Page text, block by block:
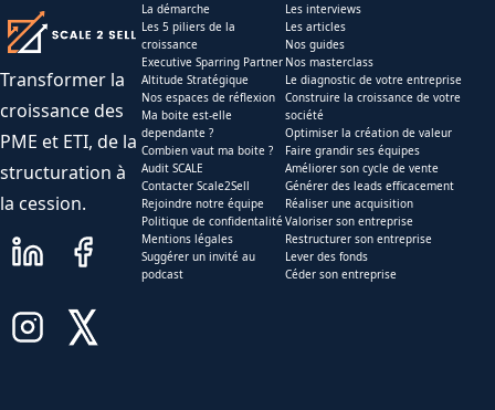
Transformer la
croissance des
PME et ETI, de la
structuration à
la cession.
La démarche
Les 5 piliers de la
croissance
Executive Sparring Partner
Altitude Stratégique
Nos espaces de réflexion
Ma boite est-elle
dependante ?
Combien vaut ma boite ?
Audit SCALE
Contacter Scale2Sell
Rejoindre notre équipe
Politique de confidentalité
Mentions légales
Suggérer un invité au
podcast
Les interviews
Les articles
Nos guides
Nos masterclass
Le diagnostic de votre entreprise
Construire la croissance de votre
société
Optimiser la création de valeur
Faire grandir ses équipes
Améliorer son cycle de vente
Générer des leads efficacement
Réaliser une acquisition
Valoriser son entreprise
Restructurer son entreprise
Lever des fonds
Céder son entreprise